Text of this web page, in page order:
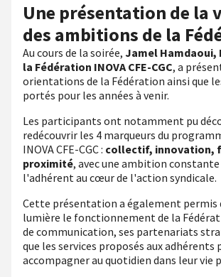
Une présentation de la
des ambitions de la
Au cours de la soirée, Jamel Hamdaoui,
la Fédération INOVA CFE-CGC, a
orientations de la Fédération ainsi que
portés pour les années à venir.
Les participants ont notamment pu
redécouvrir les 4 marqueurs du
INOVA CFE-CGC : collectif, innovation,
proximité, avec une ambition
l'adhérent au cœur de l'action syndicale.
Cette présentation a également permis
lumière le fonctionnement de la
de communication, ses partenariats
que les services proposés aux adhérents
accompagner au quotidien dans leur vie